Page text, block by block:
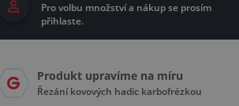
Pro volbu množství a nákup se prosím
přihlaste.
Produkt upravíme na míru
Řezání kovových hadic karbofrézkou